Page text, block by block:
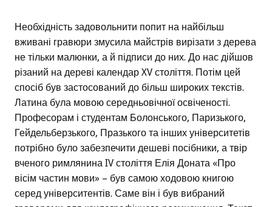
Необхідність задовольнити попит на найбільш
вживані гравюри змусила майстрів вирізати з дерева
не тільки малюнки, а й підписи до них. До нас дійшов
різаний на дереві календар XV століття. Потім цей
спосіб був застосований до більш широких текстів.
Латина була мовою середньовічної освіченості.
Професорам і студентам Болонського, Паризького,
Гейдельберзького, Празького та інших університетів
потрібно було забезпечити дешеві посібники, а твір
вченого римлянина IV століття Елія Доната «Про
вісім частин мови» – був самою ходовою книгою
серед університентів. Саме він і був вибраний